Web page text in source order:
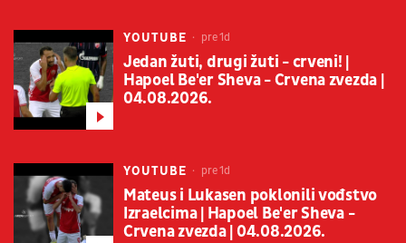
YOUTUBE pre 1d
Jedan žuti, drugi žuti - crveni! |
Hapoel Be'er Sheva - Crvena zvezda |
04.08.2026.
YOUTUBE pre 1d
Mateus i Lukasen poklonili vođstvo
Izraelcima | Hapoel Be'er Sheva -
Crvena zvezda | 04.08.2026.